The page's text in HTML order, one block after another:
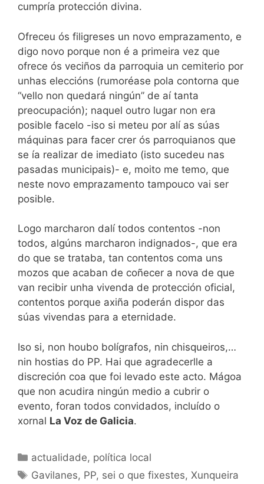
cumpría protección divina.
Ofreceu ós filigreses un novo emprazamento, e
digo novo porque non é a primeira vez que
ofrece ós veciños da parroquia un cemiterio por
unhas eleccións (rumoréase pola contorna que
“vello non quedará ningún” de aí tanta
preocupación); naquel outro lugar non era
posible facelo -iso si meteu por alí as súas
máquinas para facer crer ós parroquianos que
se ía realizar de imediato (isto sucedeu nas
pasadas municipais)- e, moito me temo, que
neste novo emprazamento tampouco vai ser
posible.
Logo marcharon dalí todos contentos -non
todos, algúns marcharon indignados-, que era
do que se trataba, tan contentos coma uns
mozos que acaban de coñecer a nova de que
van recibir unha vivenda de protección oficial,
contentos porque axiña poderán dispor das
súas vivendas para a eternidade.
Iso si, non houbo bolígrafos, nin chisqueiros,…
nin hostias do PP. Hai que agradecerlle a
discreción coa que foi levado este acto. Mágoa
que non acudira ningún medio a cubrir o
evento, foran todos convidados, incluído o
xornal La Voz de Galicia.
Categorías
actualidade, política local
Etiquetas
Gavilanes, PP, sei o que fixestes,Xunqueira